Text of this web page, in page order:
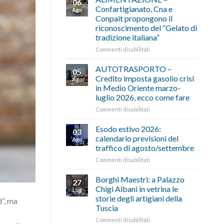
ma
06
Ago
Confartigianato, Cna e
Conpait propongono il
riconoscimento del “Gelato di
tradizione italiana”
Commenti disabilitati
–
Cna
e
Conpait
riconoscimento
del
“Gelato
di
05
Ago
AUTOTRASPORTO –
Credito imposta gasolio crisi
in Medio Oriente marzo-
luglio 2026, ecco come fare
Commenti disabilitati
–
imposta
gasolio
Medio
Oriente
marzo-
luglio
03
Ago
Esodo estivo 2026:
calendario previsioni del
traffico di agosto/settembre
Commenti disabilitati
estivo
calendario
previsioni
27
Lug
Borghi Maestri: a Palazzo
Chigi Albani in vetrina le
storie degli artigiani della
Tuscia
Commenti disabilitati